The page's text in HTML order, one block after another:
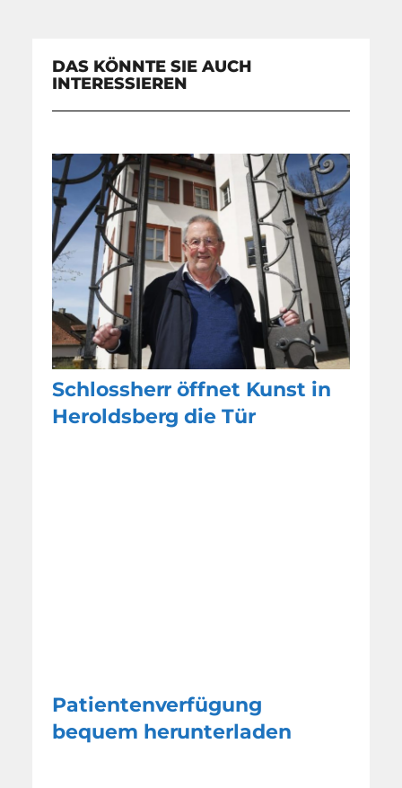
DAS KÖNNTE SIE AUCH
INTERESSIEREN
Schlossherr öffnet Kunst in
Heroldsberg die Tür
Patientenverfügung
bequem herunterladen